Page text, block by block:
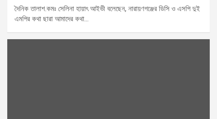
দৈনিক তালাশ.কমঃ সেলিনা হায়াৎ আইভী বলেছেন, নারায়ণগঞ্জের ডিসি ও এসপি দুই
এমপির কথা ছারা আমাদের কথা…